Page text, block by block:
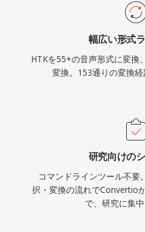
幅広い形式
HTKを55+の音声形式に変換
変換。153通りの変換経
研究向けの
コマンドラインツール不要
択・変換の流れでConvertio
で、研究に集中